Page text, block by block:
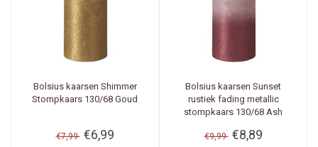
Bolsius kaarsen Shimmer
Stompkaars 130/68 Goud
€7,99 €6,99
Bolsius kaarsen Sunset
rustiek fading metallic
stompkaars 130/68 Ash
€9,99 €8,89